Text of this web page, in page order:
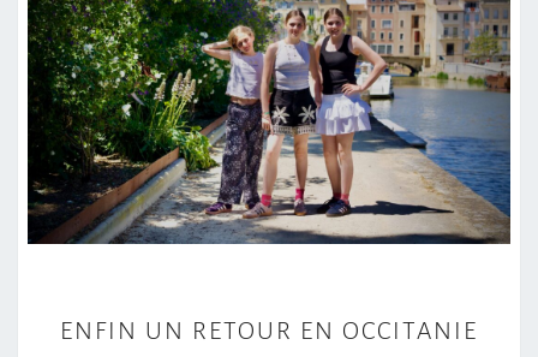
N
ENFIN UN RETOUR EN OCCITANIE